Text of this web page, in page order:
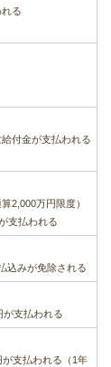
る
付金が支払われる
2,000万円限度）
支払われる
込みが免除される
が支払われる
支払われる（1年